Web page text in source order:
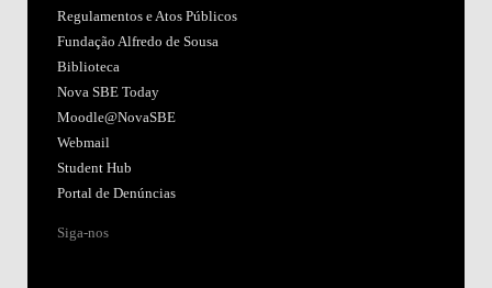
Regulamentos e Atos Públicos
Fundação Alfredo de Sousa
Biblioteca
Nova SBE Today
Moodle@NovaSBE
Webmail
Student Hub
Portal de Denúncias
Siga-nos